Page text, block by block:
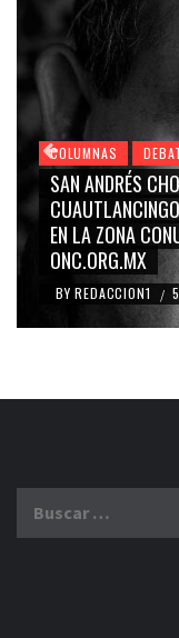
COLUMNAS
GRACE
CARMEN
BLANCO, SILVIA
RIDICULIZACIÓN
BY REDACCION1 /